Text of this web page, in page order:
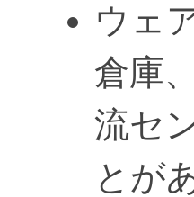
ウェ
倉庫
流セ
とが